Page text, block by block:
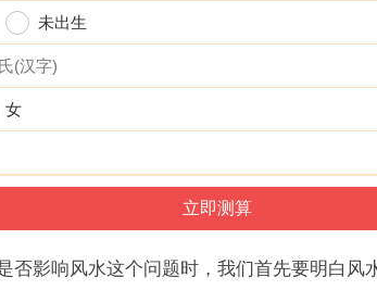
未出生
女
否影响风水这个问题时，我们首先要明白风